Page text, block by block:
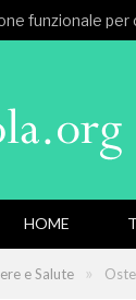
funzionale
HOME
e Salute »